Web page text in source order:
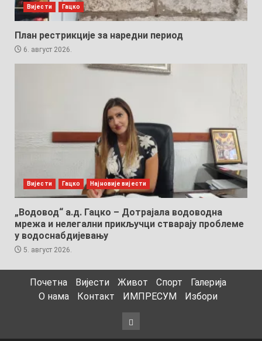
Вијести Гацко
План рестрикције за наредни период
6. август 2026.
Вијести Гацко Најновије вијести
„Водовод“ а.д. Гацко – Дотрајала водоводна
мрежа и нелегални прикључци стварају проблеме
у водоснабдијевању
5. август 2026.
Почетна Вијести Живот Спорт
Галерија
О нама
Контакт ИМПРЕСУМ Избори
Избори